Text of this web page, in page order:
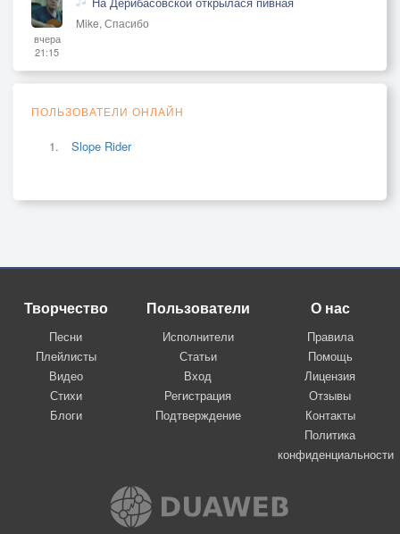
вчера
21:15
Mike, Спасибо
ПОЛЬЗОВАТЕЛИ ОНЛАЙН
Slope Rider
Творчество
Песни
Плейлисты
Видео
Стихи
Блоги
Пользователи
Исполнители
Статьи
Вход
Регистрация
Подтверждение
О нас
Правила
Помощь
Лицензия
Отзывы
Контакты
Политика
конфиденциальности